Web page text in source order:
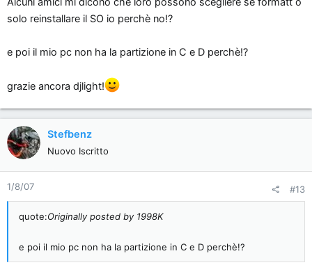
solo reinstallare il SO io perchè no!?
e poi il mio pc non ha la partizione in C e D perchè!?
grazie ancora djlight!
Stefbenz
Nuovo Iscritto
1/8/07 #13
quote:Originally posted by 1998K
e poi il mio pc non ha la partizione in C e D perchè!?